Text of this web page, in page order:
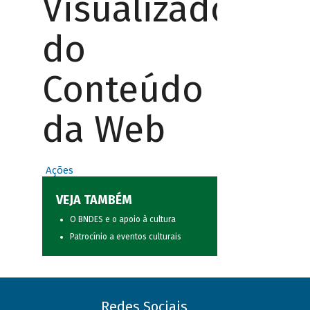
Visualizador
do
Conteúdo
da Web
Ações
VEJA TAMBÉM
O BNDES e o apoio à cultura
Patrocínio a eventos culturais
Redes Sociais